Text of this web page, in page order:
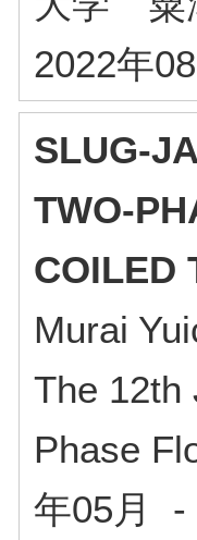
2022年
SLUG-
TWO-
COILED
Murai
The 12th
Phase
年05月